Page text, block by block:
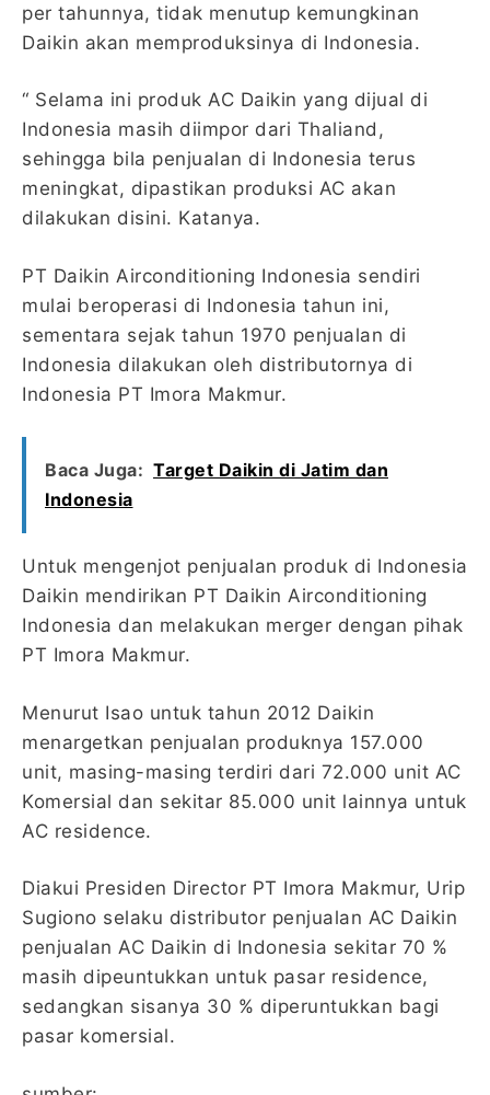
per tahunnya, tidak menutup kemungkinan
Daikin akan memproduksinya di Indonesia.
“ Selama ini produk AC Daikin yang dijual di
Indonesia masih diimpor dari Thaliand,
sehingga bila penjualan di Indonesia terus
meningkat, dipastikan produksi AC akan
dilakukan disini. Katanya.
PT Daikin Airconditioning Indonesia sendiri
mulai beroperasi di Indonesia tahun ini,
sementara sejak tahun 1970 penjualan di
Indonesia dilakukan oleh distributornya di
Indonesia PT Imora Makmur.
Baca Juga: Target Daikin di Jatim dan
Indonesia
Untuk mengenjot penjualan produk di Indonesia
Daikin mendirikan PT Daikin Airconditioning
Indonesia dan melakukan merger dengan pihak
PT Imora Makmur.
Menurut Isao untuk tahun 2012 Daikin
menargetkan penjualan produknya 157.000
unit, masing-masing terdiri dari 72.000 unit AC
Komersial dan sekitar 85.000 unit lainnya untuk
AC residence.
Diakui Presiden Director PT Imora Makmur, Urip
Sugiono selaku distributor penjualan AC Daikin
penjualan AC Daikin di Indonesia sekitar 70 %
masih dipeuntukkan untuk pasar residence,
sedangkan sisanya 30 % diperuntukkan bagi
pasar komersial.